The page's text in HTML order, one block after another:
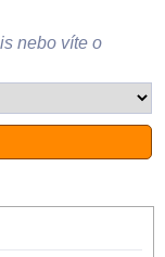
nebo víte o